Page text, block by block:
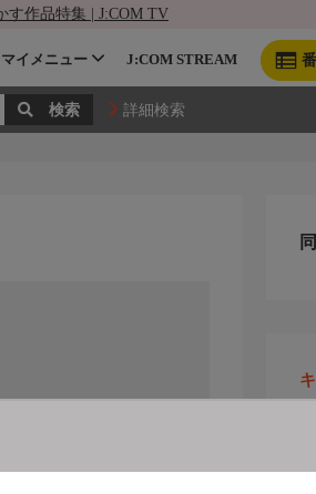
す作品特集 | J:COM TV
マイメニュー J:COM STREAM
詳細検索